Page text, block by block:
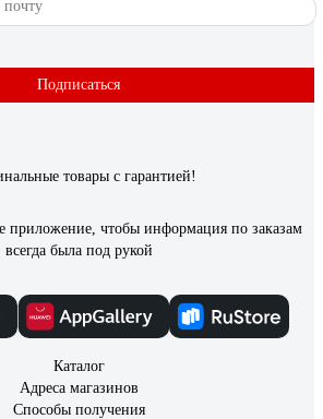
Подписаться
товары с гарантией!
приложение, чтобы информация по заказам
всегда была под рукой
Каталог
Адреса магазинов
Способы получения